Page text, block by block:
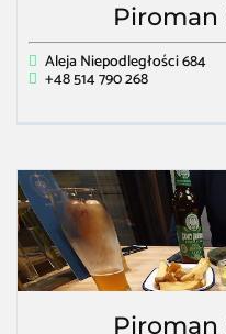
Piroman
Aleja Niepodległości 684
+48 514 790 268
Piroman